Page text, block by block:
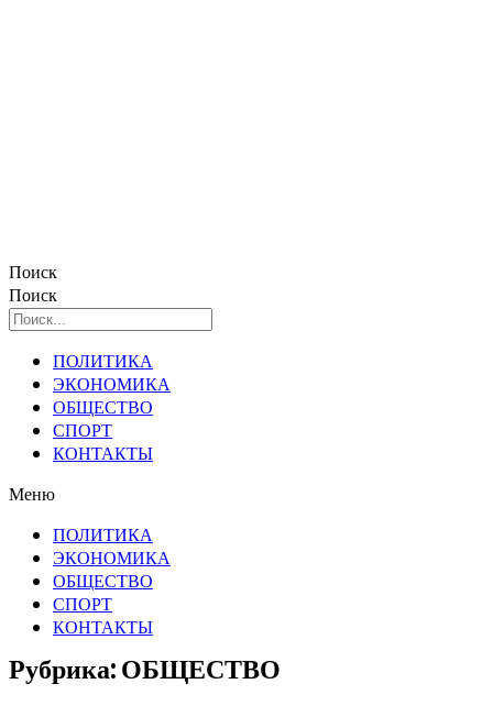
Поиск
Поиск
ПОЛИТИКА
ЭКОНОМИКА
ОБЩЕСТВО
СПОРТ
КОНТАКТЫ
Меню
ПОЛИТИКА
ЭКОНОМИКА
ОБЩЕСТВО
СПОРТ
КОНТАКТЫ
Рубрика: ОБЩЕСТВО